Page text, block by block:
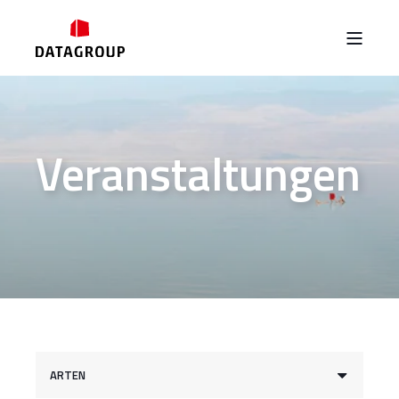
Veranstaltungen
ARTEN